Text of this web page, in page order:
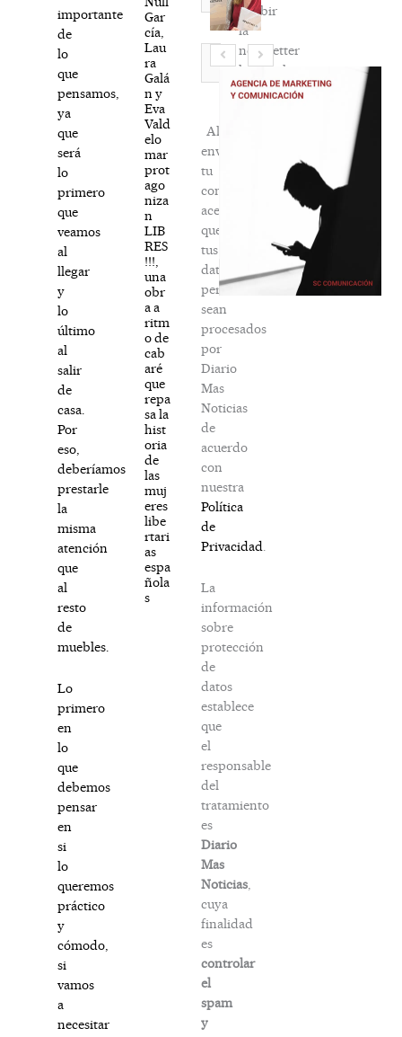
importante
de
lo
que
pensamos,
ya
que
será
lo
primero
que
veamos
al
llegar
y
lo
último
al
salir
de
casa.
Por
eso,
deberíamos
prestarle
la
misma
atención
que
al
resto
de
muebles.
Lo
primero
en
lo
que
debemos
pensar
en
si
lo
queremos
práctico
y
cómodo,
si
vamos
a
necesitar
Gar
cía,
Lau
ra
Galá
n y
Eva
Vald
elo
mar
prot
ago
niza
n
LIB
RES
!!!,
una
obr
a a
ritm
o de
cab
aré
que
repa
sa la
hist
oria
de
las
muj
eres
libe
rtari
as
espa
ñola
s
Web
recibir
la
newsletter
habitual
Al
enviar
tu
comentario,
aceptas
que
tus
datos
personales
sean
procesados
por
Diario
Mas
Noticias
de
acuerdo
con
nuestra
Política
de
Privacidad
La
información
sobre
protección
de
datos
establece
que
el
responsable
del
tratamiento
es
Diario
Mas
Noticias,
cuya
finalidad
es
controlar
el
spam
y